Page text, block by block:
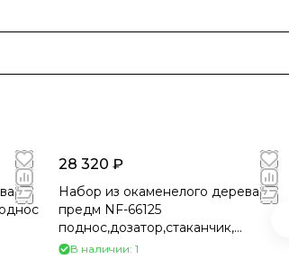
4
28 320 ₽
Набор из окаменелого дерева 4
предм NF-66125
поднос,дозатор,стаканчик,
мыльница
В наличии: 1